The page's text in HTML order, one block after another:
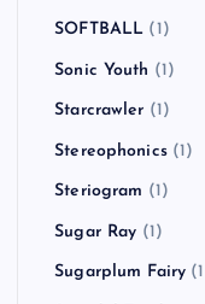
SOFTBALL (1)
Sonic Youth (1)
Starcrawler (1)
Stereophonics(1)
Steriogram (1)
Sugar Ray (1)
Sugarplum Fairy